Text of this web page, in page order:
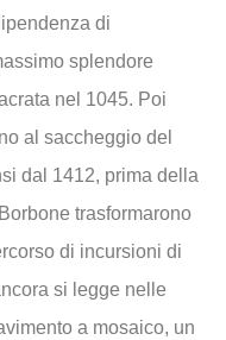
di
splendore
nel 1045. Poi
al saccheggio del
dal 1412, prima della
trasformarono
di incursioni di
si legge nelle
a mosaico, un